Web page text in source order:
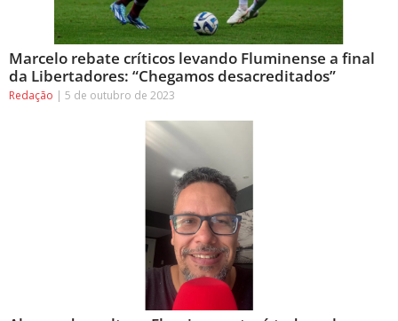
Marcelo rebate críticos levando Fluminense a final
da Libertadores: “Chegamos desacreditados”
Redação 5 de outubro de 2023